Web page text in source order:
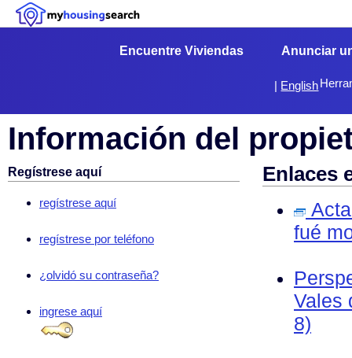
Encuentre Viviendas Anunciar
| English
Información del
Regístrese aquí
regístrese aquí
regístrese por teléfono
¿olvidó su contraseña?
ingrese aquí
Enlaces
fué
Vales
8)